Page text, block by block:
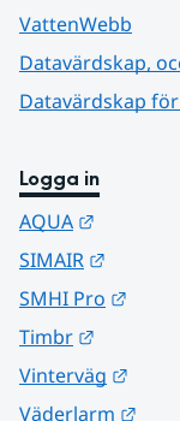
VattenWebb
Datavärdskap,
Datavärdskap
Logga in
AQUA
SIMAIR
SMHI Pro
Timbr
Vinterväg
Väderlarm